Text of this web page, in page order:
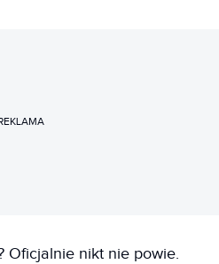
Oficjalnie nikt nie powie.